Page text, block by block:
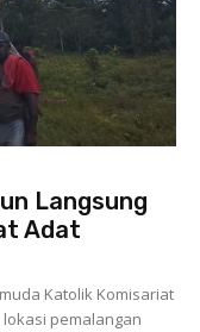
Langsung
Adat
Katolik Komisariat
lokasi pemalangan